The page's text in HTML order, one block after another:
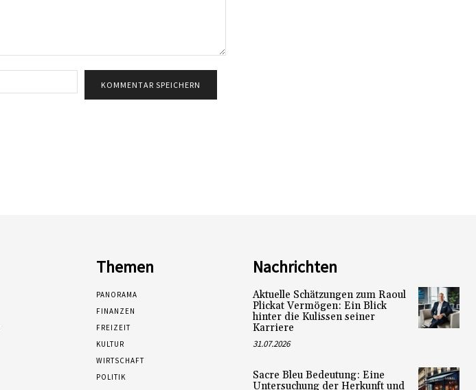
Mail:*
Themen
PANORAMA
FINANZEN
FREIZEIT
KULTUR
WIRTSCHAFT
POLITIK
Nachrichten
Aktuelle Schätzungen zum Raoul
Plickat Vermögen: Ein Blick
hinter die Kulissen seiner
Karriere
31.07.2026
Sacre Bleu Bedeutung: Eine
Untersuchung der Herkunft und